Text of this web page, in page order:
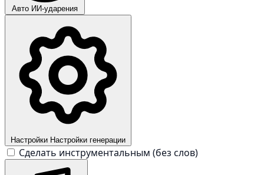
Авто ИИ-ударения
Настройки Настройки генерации
Сделать инструментальным (без слов)